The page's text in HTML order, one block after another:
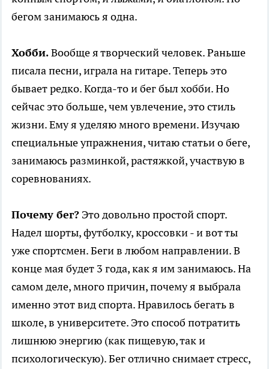
бегом занимаюсь я одна.
Хобби.Вообще я творческий человек. Раньше
писала песни, играла на гитаре. Теперь это
бывает редко. Когда-то и бег был хобби. Но
сейчас это больше, чем увлечение, это стиль
жизни. Ему я уделяю много времени. Изучаю
специальные упражнения, читаю статьи о беге,
занимаюсь разминкой, растяжкой, участвую в
соревнованиях.
Почему бег? Это довольно простой спорт.
Надел шорты, футболку, кроссовки - и вот ты
уже спортсмен. Беги в любом направлении. В
конце мая будет 3 года, как я им занимаюсь. На
самом деле, много причин, почему я выбрала
именно этот вид спорта. Нравилось бегать в
школе, в университете. Это способ потратить
лишнюю энергию (как пищевую, так и
психологическую). Бег отлично снимает стресс,